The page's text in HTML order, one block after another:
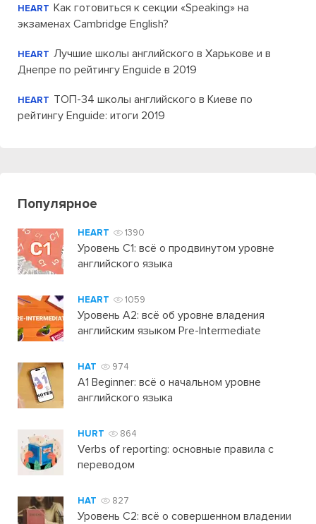
HEART Как готовиться к секции «Speaking» на
экзаменах Cambridge English?
HEART Лучшие школы английского в Харькове и в
Днепре по рейтингу Enguide в 2019
HEART ТОП-34 школы английского в Киеве по
рейтингу Enguide: итоги 2019
Популярное
HEART 1390
Уровень C1: всё о продвинутом уровне
английского языка
HEART 1059
Уровень А2: всё об уровне владения
английским языком Pre-Intermediate
HAT 974
A1 Beginner: всё о начальном уровне
английского языка
HURT 864
Verbs of reporting: основные правила с
переводом
HAT 827
Уровень C2: всё о совершенном владении